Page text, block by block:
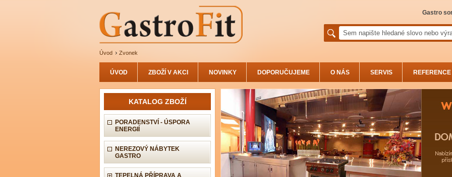
Úvod Zvonek
Gastro
ÚVOD ZBOŽÍ V AKCI NOVINKY DOPORUČUJEME O NÁS SERVIS REFERENCE
KATALOG ZBOŽÍ
PORADENSTVÍ - ÚSPORA
ENERGIÍ
NEREZOVÝ NÁBYTEK
GASTRO
TEPELNÁ PŘÍPRAVA A